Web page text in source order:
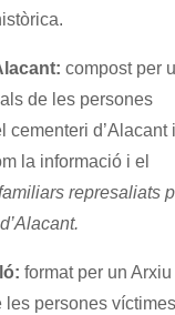
compost per
de les persones
cementeri d’Alacant
la informació i el
represaliats
format per un Arxiu
les persones víctimes